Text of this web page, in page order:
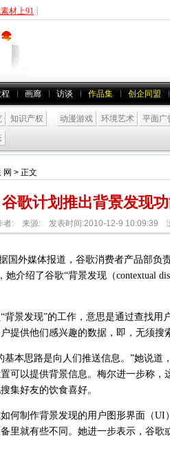
材上91 ┊
画廊 访谈 作品集 创企同盟
知识产权 动漫游戏 环境艺术
平面广
网 > 正文
谷歌计划推出背景发现
者: 来源: 发表时间:2010-12-9 10:09:39
国外媒体报道，谷歌消费者产品部负
她介绍了谷歌“背景发现（contextual
景发现”的工作，意思是通过查找用
提供他们感兴趣的数据，即，无须搜
本思路是向人们推送信息。”她说道
可以提供背景信息。梅尔进一步称，
集好友的饮食喜好。
制作背景发现的用户图形界面（UI
里就有些不同。她进一步表示，谷歌